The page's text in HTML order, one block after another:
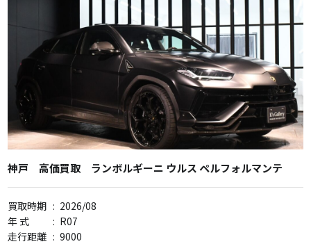
神戸 高価買取 ランボルギーニ ウルス ペルフォルマンテ
買取時期 : 2026/08
年 式
: R07
走行距離 : 9000